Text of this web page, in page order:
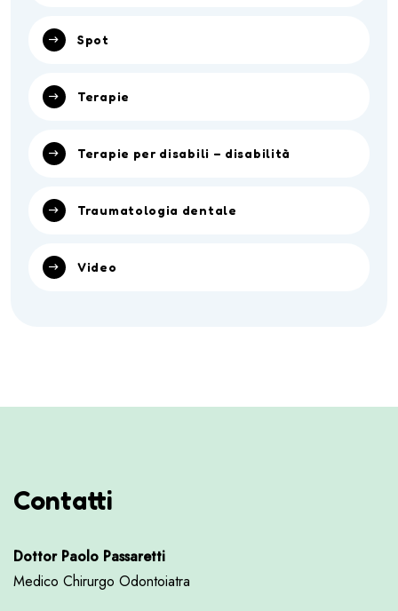
Spot
Terapie
Terapie per disabili – disabilità
Traumatologia dentale
Video
Contatti
Dottor Paolo Passaretti
Medico Chirurgo Odontoiatra